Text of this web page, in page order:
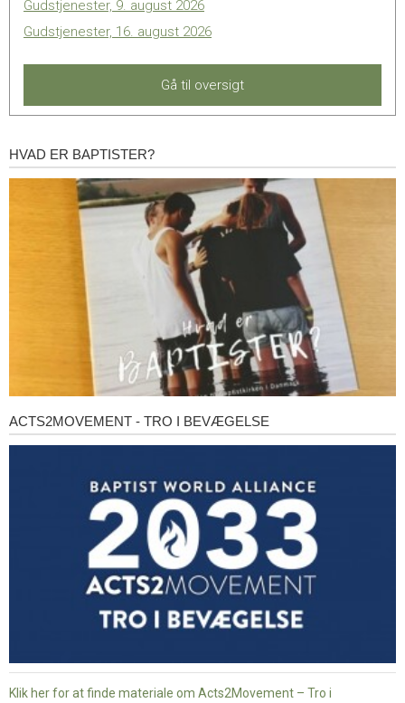
Gudstjenester, 9. august 2026
Gudstjenester, 16. august 2026
Gå til oversigt
Hvad
HVAD ER BAPTISTER?
Acts2Movement
ACTS2MOVEMENT - TRO I BEVÆGELSE
Klik her for at finde materiale om Acts2Movement – Tro i